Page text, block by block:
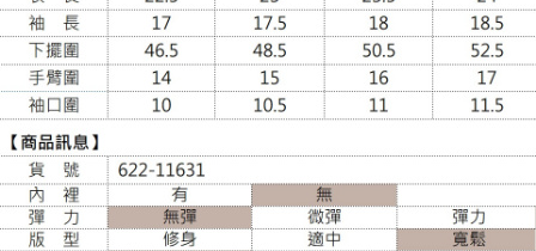
每筆NT$100，滿NT$988(含以上)免運費
貨到付款
每筆NT$120